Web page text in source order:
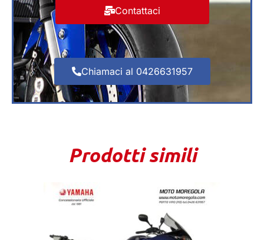
Contattaci
Chiamaci al 0426631957
Prodotti simili